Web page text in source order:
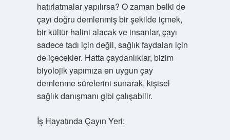
hatırlatmalar yapılırsa? O zaman belki de
çayı doğru demlenmiş bir şekilde içmek,
bir kültür halini alacak ve insanlar, çayı
sadece tadı için değil, sağlık faydaları için
de içecekler. Hatta çaydanlıklar, bizim
biyolojik yapımıza en uygun çay
demlenme sürelerini sunarak, kişisel
sağlık danışmanı gibi çalışabilir.
İş Hayatında Çayın Yeri: